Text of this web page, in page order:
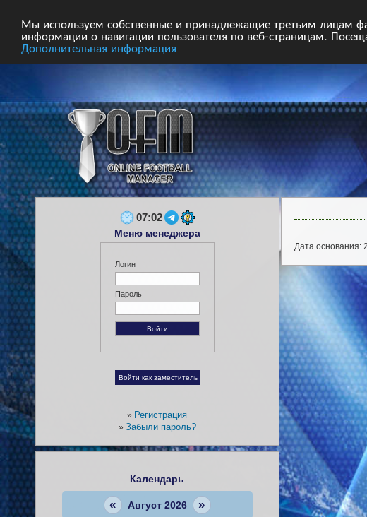
Мы используем собственные и принадлежащие третьим лицам
информации о навигации пользователя по веб-страницам.
Дополнительная информация
Дата основания:
07:02
Меню менеджера
Логин
Пароль
» Регистрация
» Забыли пароль?
Календарь
« Август 2026 »